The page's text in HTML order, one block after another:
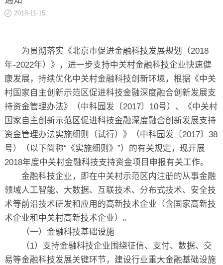
2018-11-15
为贯彻落实《北京市促进金融科技发展规划（2018
年-2022年）》，进一步支持中关村金融科技企业快速健
康发展，持续优化中关村金融科技创新环境，根据《中关
村国家自主创新示范区促进科技金融深度融合创新发展支
持资金管理办法》（中科园发〔 2017〕 10号）、《中关村
国家自主创新示范区促进科技金融深度融合创新发展支持
资金管理办法实施细则（试行）》（中科园发〔 2017〕 38
号）（以下简称“ 《实施细则》 ”）的有关规定，现开展
2018年度中关村金融科技支持资金项目申报有关工作。
金融科技企业，即在中关村示范区内注册的从事金融
领域人工智能、大数据、互联技术、分布式技术、安全技
术等前沿技术研发和应用的高新技术企业（含国家高新技
术企业和中关村高新技术企业）。
（一）金融科技基础设施
（1）支持金融科技企业围绕征信、支付、数据、交
易等金融科技发展关键环节，建设行业重大金融基础设施